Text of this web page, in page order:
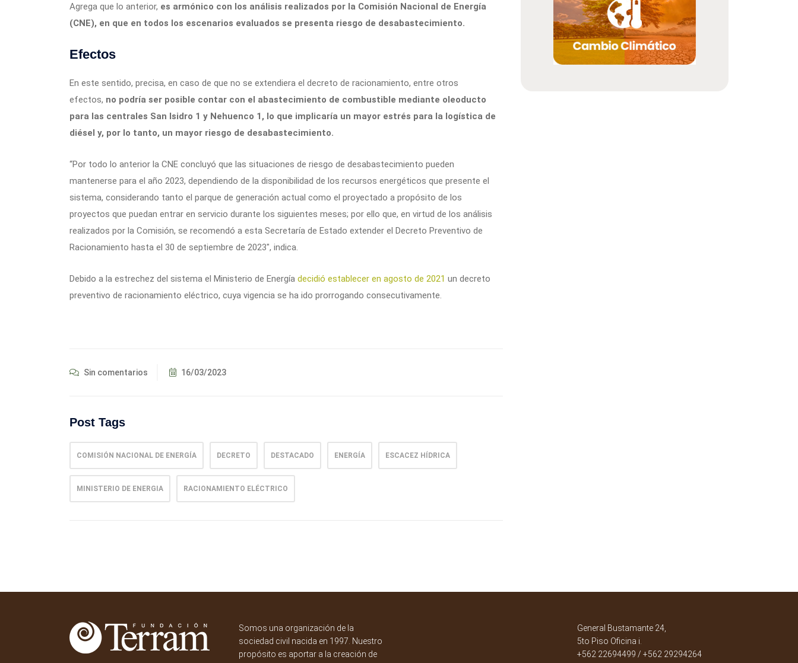
Agrega que lo anterior, es armónico con los análisis realizados por la Comisión Nacional de Energía
(CNE), en que en todos los escenarios evaluados se presenta riesgo de desabastecimiento.
Efectos
En este sentido, precisa, en caso de que no se extendiera el decreto de racionamiento, entre otros
efectos, no podría ser posible contar con el abastecimiento de combustible mediante oleoducto
para las centrales San Isidro 1 y Nehuenco 1, lo que implicaría un mayor estrés para la logística de
diésel y, por lo tanto, un mayor riesgo de desabastecimiento.
“Por todo lo anterior la CNE concluyó que las situaciones de riesgo de desabastecimiento pueden
mantenerse para el año 2023, dependiendo de la disponibilidad de los recursos energéticos que presente el
sistema, considerando tanto el parque de generación actual como el proyectado a propósito de los
proyectos que puedan entrar en servicio durante los siguientes meses; por ello que, en virtud de los análisis
realizados por la Comisión, se recomendó a esta Secretaría de Estado extender el Decreto Preventivo de
Racionamiento hasta el 30 de septiembre de 2023″, indica.
Debido a la estrechez del sistema el Ministerio de Energía decidió establecer en agosto de 2021 un decreto
preventivo de racionamiento eléctrico, cuya vigencia se ha ido prorrogando consecutivamente.
Sin comentarios 16/03/2023
Post Tags
COMISIÓN NACIONAL DE ENERGÍA DECRETO DESTACADO ENERGÍA ESCACEZ HÍDRICA
MINISTERIO DE ENERGIA RACIONAMIENTO ELÉCTRICO
Somos una organización de la
sociedad civil nacida en 1997. Nuestro
propósito es aportar a la creación de
General Bustamante 24,
5to Piso Oficina i.
+562 22694499 / +562 29294264